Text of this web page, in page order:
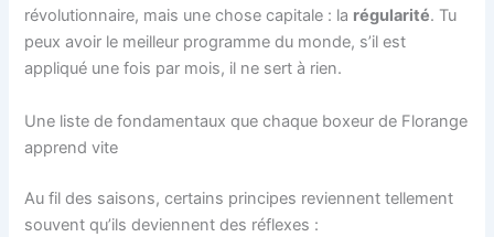
révolutionnaire, mais une chose capitale : la régularité. Tu
peux avoir le meilleur programme du monde, s’il est
appliqué une fois par mois, il ne sert à rien.
Une liste de fondamentaux que chaque boxeur de Florange
apprend vite
Au fil des saisons, certains principes reviennent tellement
souvent qu’ils deviennent des réflexes :